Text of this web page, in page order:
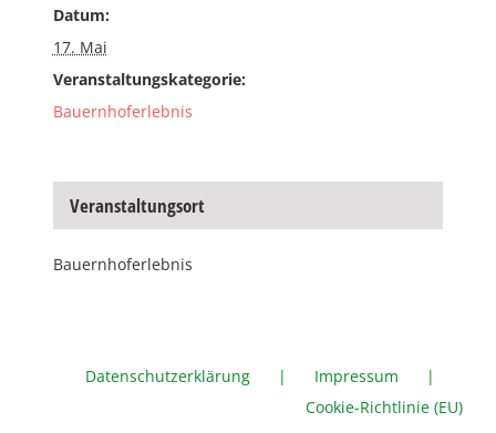
Datum:
17. Mai
Veranstaltungskategorie:
Bauernhoferlebnis
Veranstaltungsort
Bauernhoferlebnis
Datenschutzerklärung
Impressum
Cookie-Richtlinie (EU)